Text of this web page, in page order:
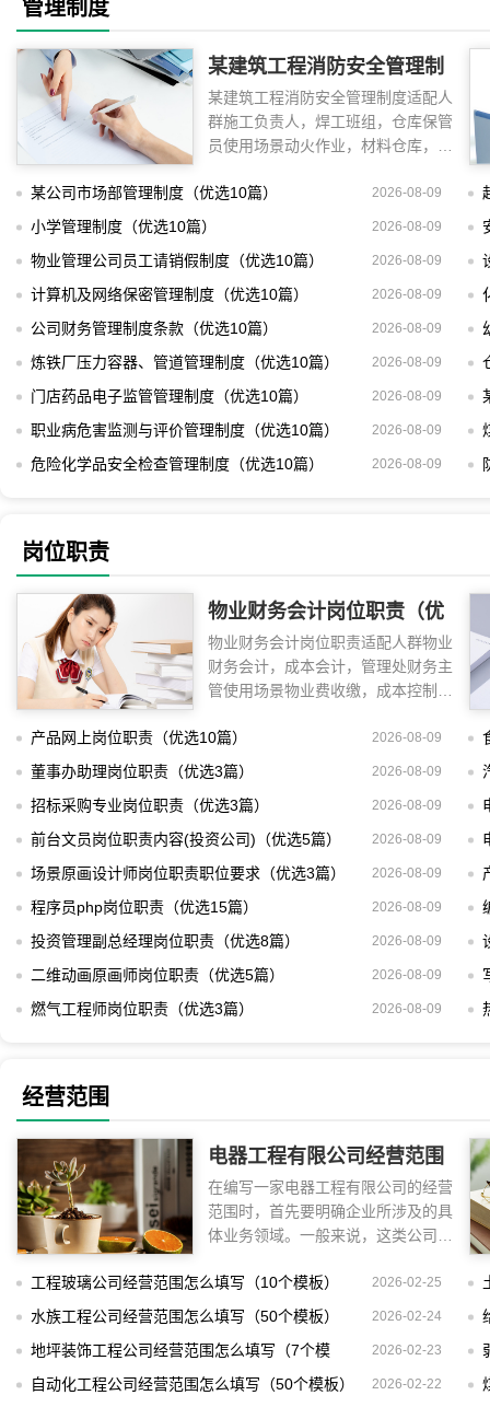
管理制度
某建筑工程消防安全管理制
度（优选8篇）
某建筑工程消防安全管理制度适配人
群施工负责人，焊工班组，仓库保管
员使用场景动火作业，材料仓库，木
某公司市场部管理制度（优选10篇）
2026-08-09
小学管理制度（优选10篇）
2026-08-09
物业管理公司员工请销假制度（优选10篇）
2026-08-09
计算机及网络保密管理制度（优选10篇）
2026-08-09
公司财务管理制度条款（优选10篇）
2026-08-09
炼铁厂压力容器、管道管理制度（优选10篇） 2026-08-09
门店药品电子监管管理制度（优选10篇）
2026-08-09
职业病危害监测与评价管理制度（优选10篇）
2026-08-09
危险化学品安全检查管理制度（优选10篇）
2026-08-09
岗位职责
物业财务会计岗位职责（优
选5篇）
物业财务会计岗位职责适配人群物业
财务会计，成本会计，管理处财务主
管使用场景物业费收缴，成本控制，
产品网上岗位职责（优选10篇）
2026-08-09
董事办助理岗位职责（优选3篇）
2026-08-09
招标采购专业岗位职责（优选3篇）
2026-08-09
前台文员岗位职责内容(投资公司)（优选5篇）
2026-08-09
场景原画设计师岗位职责职位要求（优选3篇）
2026-08-09
程序员php岗位职责（优选15篇）
2026-08-09
投资管理副总经理岗位职责（优选8篇）
2026-08-09
二维动画原画师岗位职责（优选5篇） 2026-08-09
燃气工程师岗位职责（优选3篇）
2026-08-09
经营范围
电器工程有限公司经营范围
怎么填写（15个模板）
在编写一家电器工程有限公司的经营
范围时，首先要明确企业所涉及的具
体业务领域。一般来说，这类公司的
工程玻璃公司经营范围怎么填写（10个模板）
2026-02-25
水族工程公司经营范围怎么填写（50个模板）
2026-02-24
地坪装饰工程公司经营范围怎么填写（7个模
板）
2026-02-23
自动化工程公司经营范围怎么填写（50个模板）
2026-02-22